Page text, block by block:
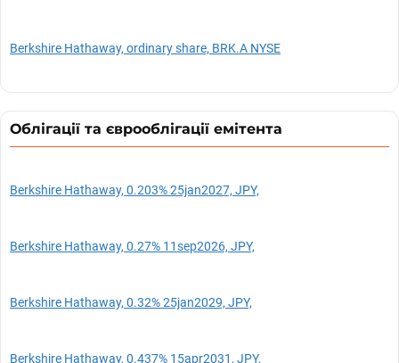
Berkshire Hathaway, ordinary share, BRK.A NYSE
Облігації та єврооблігації емітента
Berkshire Hathaway, 0.203% 25jan2027, JPY,
Berkshire Hathaway, 0.27% 11sep2026, JPY,
Berkshire Hathaway, 0.32% 25jan2029, JPY,
Berkshire Hathaway, 0.437% 15apr2031, JPY,